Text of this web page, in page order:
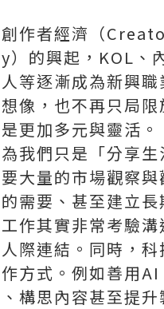
作者經濟（
）的興起，KOL、
等逐漸成為新興職
像，也不再只局限
更加多元與靈活。
我們只是「分享生
大量的市場觀察與
需要、甚至建立長
作其實非常考驗溝
際連結。同時，
方式。例如善用
構思內容甚至提升